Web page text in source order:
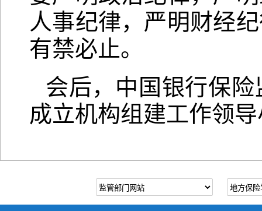
人事纪律，严明财经
有禁必止。
会后，中国银行保
成立机构组建工作领